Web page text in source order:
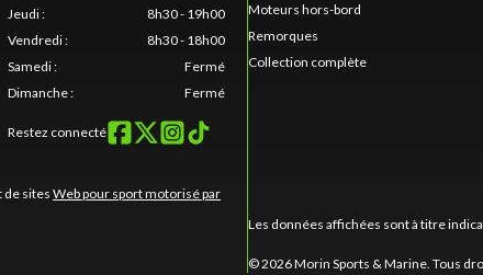
Jeudi:
8h30 - 19h00
Vendredi:
8h30 - 18h00
Samedi:
Fermé
Dimanche: Fermé
Restez connecté
de sitesWeb pour sport motorisé par
Moteurs hors-bord
Remorques
Collection complète
Les données affichées sont à titre
© 2026 Morin Sports & Marine. Tous